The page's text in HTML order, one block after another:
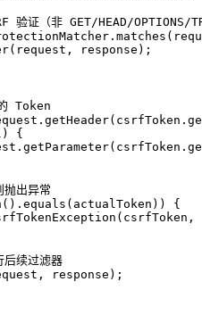
证（非 GET/HEAD/OPTIONS/
response);
Token
) {
出异常
{
(csrfToken,
续过滤器
response);